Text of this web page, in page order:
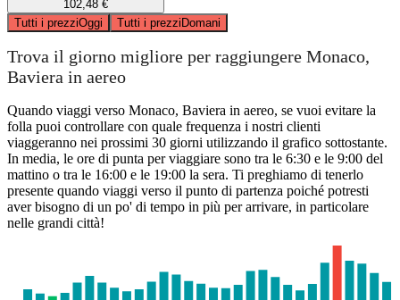
102,48 €
Tutti i prezziOggi Tutti i prezziDomani
Trova il giorno migliore per raggiungere Monaco,
Baviera in aereo
Quando viaggi verso Monaco, Baviera in aereo, se vuoi evitare la
folla puoi controllare con quale frequenza i nostri clienti
viaggeranno nei prossimi 30 giorni utilizzando il grafico sottostante.
In media, le ore di punta per viaggiare sono tra le 6:30 e le 9:00 del
mattino o tra le 16:00 e le 19:00 la sera. Ti preghiamo di tenerlo
presente quando viaggi verso il punto di partenza poiché potresti
aver bisogno di un po' di tempo in più per arrivare, in particolare
nelle grandi città!